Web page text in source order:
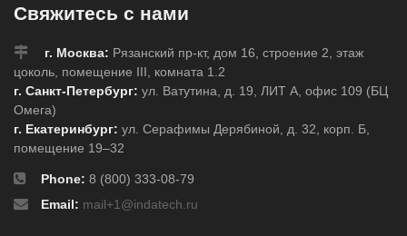
Свяжитесь с нами
г. Москва: Рязанский пр-кт, дом 16, строение 2, этаж
цоколь, помещение III, комната 1.2
г. Санкт-Петербург: ул. Ватутина, д. 19, ЛИТ А, офис 109 (БЦ
Омега)
г. Екатеринбург: ул. Серафимы Дерябиной, д. 32, корп. Б,
помещение 19–32
Phone: 8 (800) 333-08-79
Email: mail+1@indatech.ru